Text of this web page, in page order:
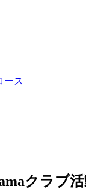
ース
クラブ